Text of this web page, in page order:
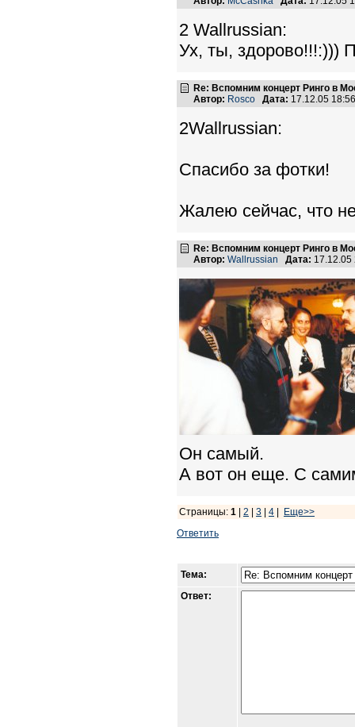
2 Wallrussian:
Ух, ты, здорово!!!:)))
Re: Вспомним концерт Ринго в
Автор: Rosco Дата: 17.12.05
2Wallrussian:
Спасибо за фотки!
Жалею сейчас, что
Re: Вспомним концерт Ринго в
Автор: Wallrussian Дата:
Он самый.
А вот он еще. С
Страницы: 1 2 3 4
Еще>>
Ответить
Тема:
Ответ: